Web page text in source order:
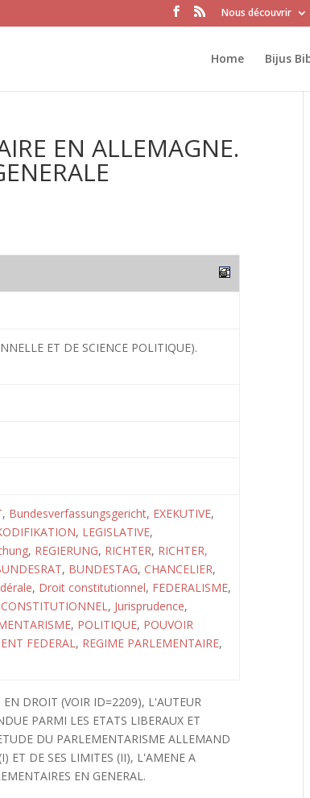
Nous découvrir
Home Bijus
EN ALLEMAGNE.
ET DE SCIENCE POLITIQUE).
, Bundesverfassungsgericht, EXEKUTIVE,
, LEGISLATIVE,
, REGIERUNG, RICHTER, RICHTER,
, BUNDESTAG, CHANCELIER,
, Droit constitutionnel, FEDERALISME,
CONSTITUTIONNEL, Jurisprudence,
, POLITIQUE, POUVOIR
FEDERAL, REGIME PARLEMENTAIRE,
EN DROIT (VOIR ID=2209), L'AUTEUR
PARMI LES ETATS LIBERAUX ET
DU PARLEMENTARISME ALLEMAND
ET DE SES LIMITES (II), L'AMENE A
EN GENERAL.